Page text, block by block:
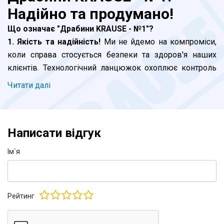
Надійно та продумано!
Що означає "Драбини KRAUSE - №1"?
1. Якість та надійність! Ми не йдемо на компроміси,
коли справа стосується безпеки та здоров'я наших
клієнтів. Технологічний ланцюжок охоплює контроль
на кожному етапі, від моменту інженерних розробок і
жорсткіше директив ЄС. Навіть серія KRAUSE Corda,
до професійних стремянок та драбин. Де KRAUSE - там
2. Лідерство в інноваціях!
стандартні та звичні всім драбини. Ми пропонуємо
Читати далi
Написати відгук
Iм`я
Рейтинг